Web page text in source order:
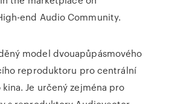
end Audio Community.
model dvouapůpásmového
reproduktoru pro centrální
Je určený zejména pro